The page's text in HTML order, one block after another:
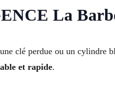
La
clé perdue ou un
et rapide.